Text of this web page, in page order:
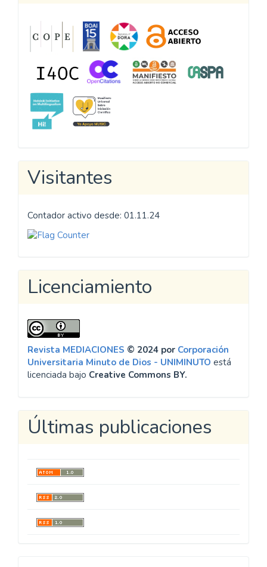
Visitantes
Contador activo desde: 01.11.24
Licenciamiento
Revista MEDIACIONES © 2024 por Corporación
Universitaria Minuto de Dios - UNIMINUTO está
licenciada bajo Creative Commons BY.
Últimas publicaciones